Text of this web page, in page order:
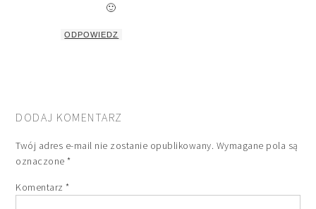
🙂
ODPOWIEDZ
DODAJ KOMENTARZ
Twój adres e-mail nie zostanie opublikowany. Wymagane pola są
oznaczone*
Komentarz*